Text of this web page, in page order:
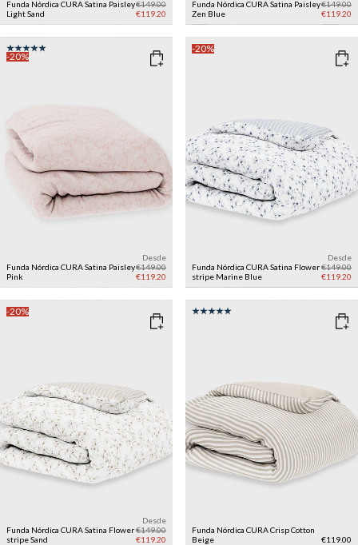
Funda Nórdica CURA Satina Paisley
Light Sand
€149.00
€119.20
Funda Nórdica CURA Satina Paisley
Zen Blue
€149.00
€119.20
-20%
Funda Nórdica CURA Satina Paisley
Pink
Desde
€149.00
€119.20
-20%
Funda Nórdica CURA Satina Flower
stripe Marine Blue
Desde
€149.00
€119.20
-20%
Funda Nórdica CURA Satina Flower
stripeSand
Desde
€149.00
€119.20
Funda Nórdica CURA Crisp Cotton
Beige
€119.00